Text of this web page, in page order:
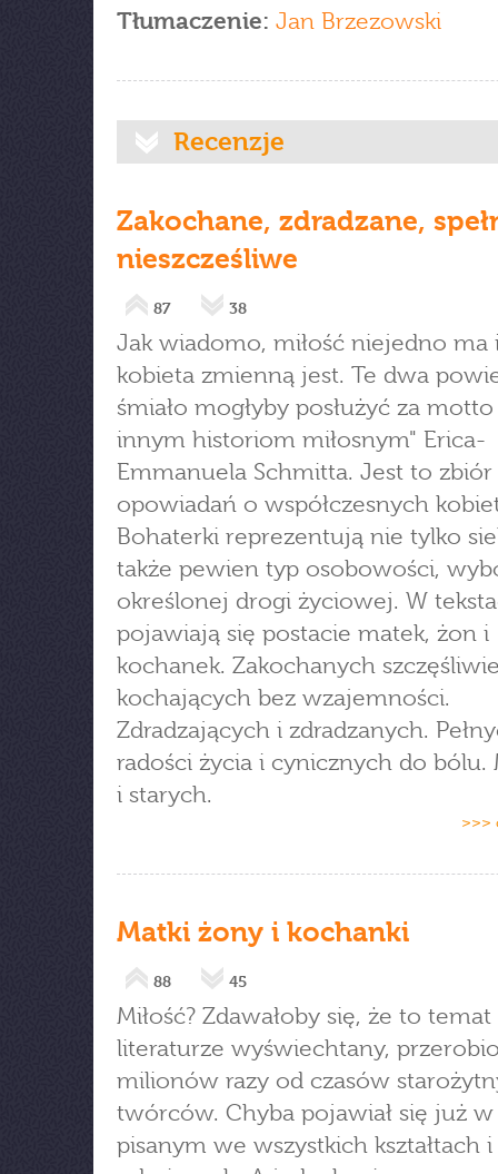
Tłumaczenie: Jan Brzezowski
Recenzje
Zakochane, zdradzane,
nieszcześliwe
87 38
Jak wiadomo, miłość niejedno ma
kobieta zmienną jest. Te dwa
śmiało mogłyby posłużyć za
innym historiom miłosnym" Erica-
Emmanuela Schmitta. Jest to zbiór
opowiadań o współczesnych
Bohaterki reprezentują nie tylko
także pewien typ osobowości,
określonej drogi życiowej. W
pojawiają się postacie matek, żon i
kochanek. Zakochanych
kochających bez wzajemności.
Zdradzających i zdradzanych.
radości życia i cynicznych do bólu.
i starych.
>>>
Matki żony i kochanki
88 45
Miłość? Zdawałoby się, że to
literaturze wyświechtany,
milionów razy od czasów
twórców. Chyba pojawiał się już w
pisanym we wszystkich kształtach i